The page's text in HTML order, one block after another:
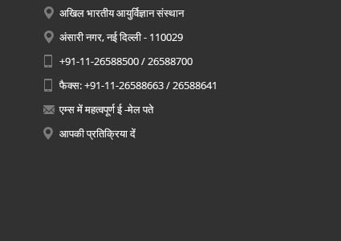
अखिल भारतीय आयुर्विज्ञान संस्थान
अंसारी नगर, नई दिल्ली - 110029
+91-11-26588500 / 26588700
फैक्स: +91-11-26588663 / 26588641
एम्स में महत्वपूर्ण ई -मेल पते
आपकी प्रतिक्रिया दें